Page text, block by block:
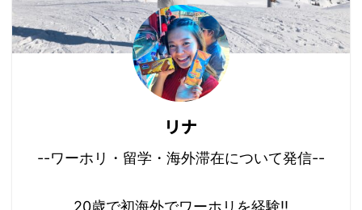
リナ
--ワーホリ・留学・海外滞在について発信--
20歳で初海外でワーホリを経験!!